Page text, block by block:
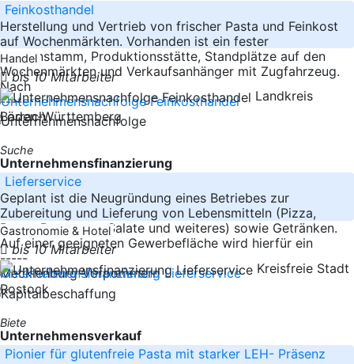
Feinkosthandel
Herstellung und Vertrieb von frischer Pasta und Feinkost
auf Wochenmärkten. Vorhanden ist ein fester
Kundenstamm, Produktionsstätte, Standplätze auf den
Wochenmärkten und Verkaufsanhänger mit Zugfahrzeug.
Nach
-----
Baden-Württemberg
Handel
bis 10 Mitarbeiter
Landkreis
Lörrach
Suche
Unternehmensfinanzierung
Lieferservice
Geplant ist die Neugründung eines Betriebes zur
Zubereitung und Lieferung von Lebensmitteln (Pizza,
Pasta, Baguettes, Salate und weiteres) sowie Getränken.
Auf einer geeigneten Gewerbefläche wird hierfür ein
-----
Mecklenburg-Vorpommern
Gastronomie & Hotel
bis 10 Mitarbeiter
Kreisfreie Stadt
Rostock
Biete
Unternehmensverkauf
Pionier für glutenfreie Pasta mit starker LEH- Präsenz